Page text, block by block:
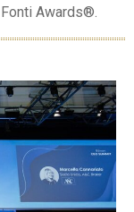
Awards®.